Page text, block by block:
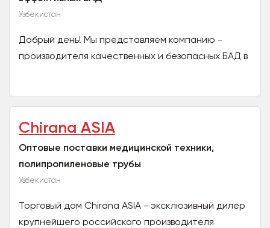
Узбекистан
Добрый день! Мы представляем компанию -
производителя качественных и безопасных БАД в
Chirana ASIA
Оптовые поставки медицинской техники,
полипропиленовые трубы
Узбекистан
Торговый дом Chirana ASIA - эксклюзивный дилер
крупнейшего российского производителя